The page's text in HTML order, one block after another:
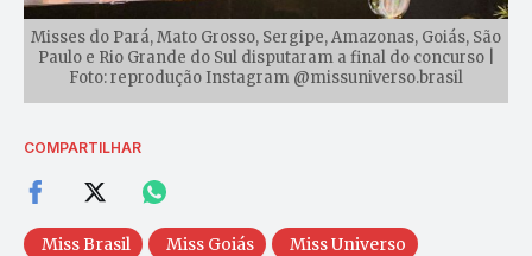
Misses do Pará, Mato Grosso, Sergipe, Amazonas, Goiás, São
Paulo e Rio Grande do Sul disputaram a final do concurso |
Foto: reprodução Instagram @missuniverso.brasil
COMPARTILHAR
Miss Brasil Miss Goiás Miss Universo